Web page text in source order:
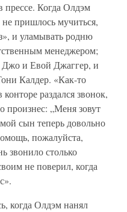
прессе. Когда Олдэм
пришлось мучиться,
и уламывать родню
менеджером;
Джо и Евой Джаггер, и
Калдер. «Как-то
раздался звонок,
произнес: „Меня зовут
сын теперь довольно
пожалуйста,
звонило столько
не поверил, когда
когда Олдэм нанял